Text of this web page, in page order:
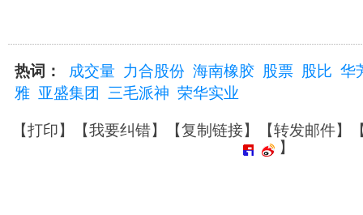
热词： 成交量 力合股份 海南橡胶 股票 股比 华
雅 亚盛集团 三毛派神 荣华实业
【打印】【我要纠错】【复制链接】【转发邮件】
】